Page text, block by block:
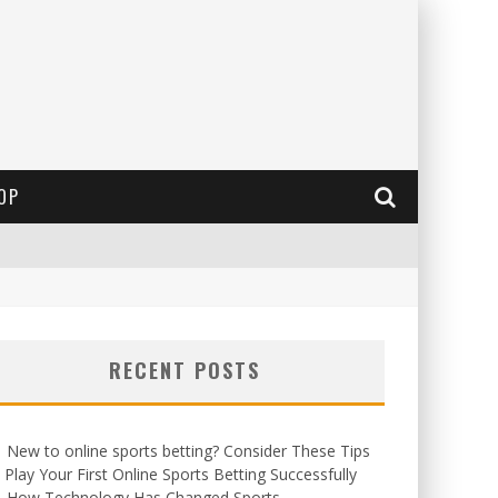
RECENT POSTS
New to online sports betting? Consider These Tips
Your First Online Sports Betting Successfully